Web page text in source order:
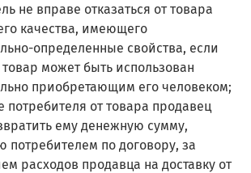
не вправе отказаться от товара
качества, имеющего
определенные свойства, если
может быть использован
приобретающим его человеком;
потребителя от товара продавец
ему денежную сумму,
потребителем по договору, за
расходов продавца на доставку от